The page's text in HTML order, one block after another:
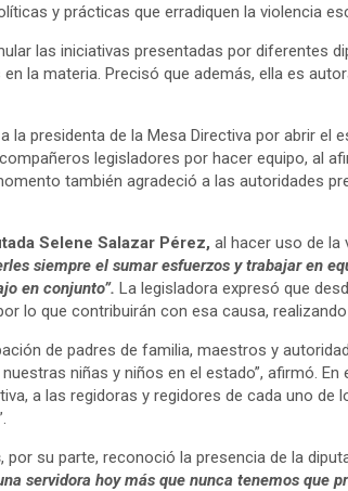
y prácticas que erradiquen la violencia
las iniciativas presentadas por diferentes
la materia. Precisó que además, ella es
la presidenta de la Mesa Directiva por abrir
legisladores por hacer equipo, al
también agradeció a las autoridades
Selene Salazar Pérez, al hacer uso de la
siempre el sumar esfuerzos y trabajar en
en conjunto”. La legisladora expresó que
lo que contribuirán con esa causa,
de padres de familia, maestros y
niñas y niños en el estado”, afirmó.
a las regidoras y regidores de cada uno
, por su parte, reconoció la presencia de la
servidora hoy más que nunca tenemos